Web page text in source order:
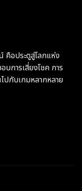
คือประตูสู่โลกแห่ง
การเสี่ยงโชค การ
ปกับเกมหลากหลาย